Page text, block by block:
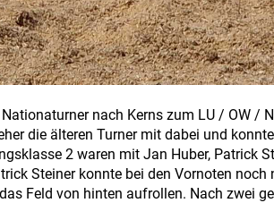
nach Kerns zum LU / OW /
die älteren Turner mit dabei und
2 waren mit Jan Huber, Patrick
Steiner konnte bei den Vornoten noch
Feld von hinten aufrollen. Nach zwei